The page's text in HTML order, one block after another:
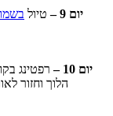
יום 9
–טיול
יום 10 –
רפטינג
הלוך וחזור לאורך הנהר